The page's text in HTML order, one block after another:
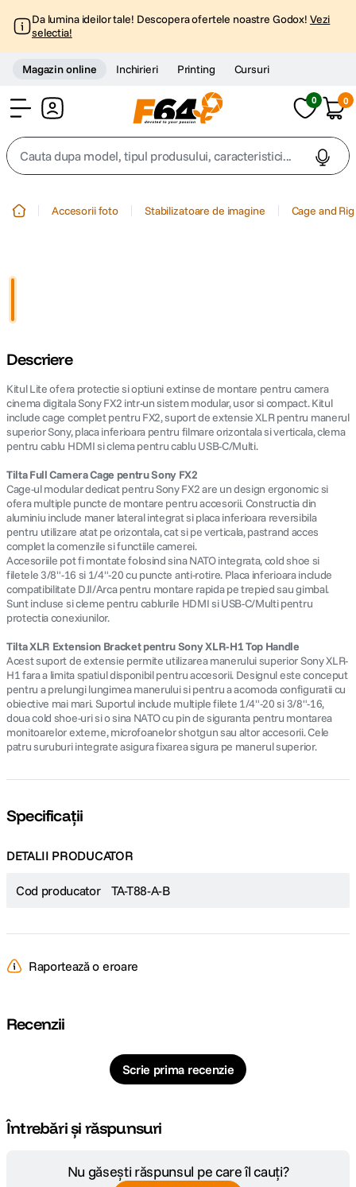
Da lumina ideilor tale! Descopera ofertele noastre Godox! Vezi
selectia!
Magazin online Inchirieri Printing Cursuri
0 0
Cauta dupa model, tipul produsului, caracteristici...
5. canon sx740 hs
6. lavaliera
8. ulanzi
9. insta 360
10. godox
Accesorii foto Stabilizatoare de imagine Cage and Rig
Descriere
Kitul Lite ofera protectie si optiuni extinse de montare pentru camera
cinema digitala Sony FX2 intr-un sistem modular, usor si compact. Kitul
include cage complet pentru FX2, suport de extensie XLR pentru manerul
superior Sony, placa inferioara pentru filmare orizontala si verticala, clema
pentru cablu HDMI si clema pentru cablu USB-C/Multi.
Tilta Full Camera Cage pentru Sony FX2
Cage-ul modular dedicat pentru Sony FX2 are un design ergonomic si
ofera multiple puncte de montare pentru accesorii. Constructia din
aluminiu include maner lateral integrat si placa inferioara reversibila
pentru utilizare atat pe orizontala, cat si pe verticala, pastrand acces
complet la comenzile si functiile camerei.
Accesoriile pot fi montate folosind sina NATO integrata, cold shoe si
filetele 3/8"-16 si 1/4"-20 cu puncte anti-rotire. Placa inferioara include
compatibilitate DJI/Arca pentru montare rapida pe trepied sau gimbal.
Sunt incluse si cleme pentru cablurile HDMI si USB-C/Multi pentru
protectia conexiunilor.
Tilta XLR Extension Bracket pentru Sony XLR-H1 Top Handle
Acest suport de extensie permite utilizarea manerului superior Sony XLR-
H1 fara a limita spatiul disponibil pentru accesorii. Designul este conceput
pentru a prelungi lungimea manerului si pentru a acomoda configuratii cu
obiective mai mari. Suportul include multiple filete 1/4"-20 si 3/8"-16,
doua cold shoe-uri si o sina NATO cu pin de siguranta pentru montarea
monitoarelor externe, microfoanelor shotgun sau altor accesorii. Cele
patru suruburi integrate asigura fixarea sigura pe manerul superior.
Specificații
DETALII PRODUCATOR
Cod producator TA-T88-A-B
Raportează o eroare
Recenzii
Scrie prima recenzie
Întrebări și răspunsuri
Nu găsești răspunsul pe care îl cauți?